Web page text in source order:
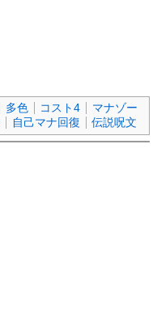
多色 コスト4
マナゾー
自己マナ回復 伝説呪文